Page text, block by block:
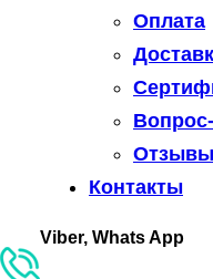
Оплата
Отзывы
Контакты
Viber, Whats App